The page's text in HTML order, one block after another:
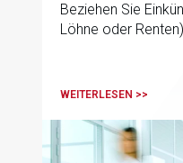
Beziehen Sie
Löhne oder
Personen (IRPF)
WEITERLESEN >>